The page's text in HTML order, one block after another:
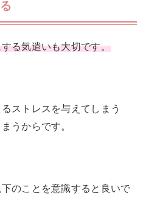
る気遣いも大切です。
ストレスを与えてしまう
うからです。
のことを意識すると良いで